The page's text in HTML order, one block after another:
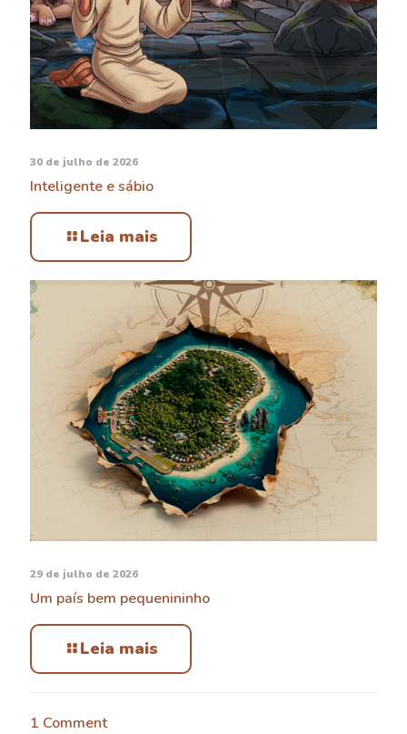
30 de julho de 2026
Inteligente e sábio
Leia mais
29 de julho de 2026
Um país bem pequenininho
Leia mais
1 Comment